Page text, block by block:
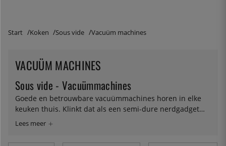
Start Koken Sous vide Vacuüm machines
VACUÜM MACHINES
Sous vide - Vacuümmachines
Goede en betrouwbare vacuümmachines horen in elke
keuken thuis. Klinkt dat als een semi-dure nerdgadget
voor jou? Wij denken het tegenovergestelde. Door het
mee, waardoor ook minder afval ontstaat. Op het gevaar